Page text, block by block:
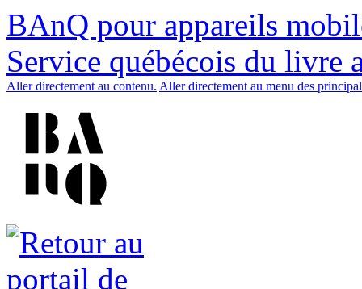
BAnQ pour appareils
Service québécois du livre
Aller directement au contenu. Aller directement au menu des